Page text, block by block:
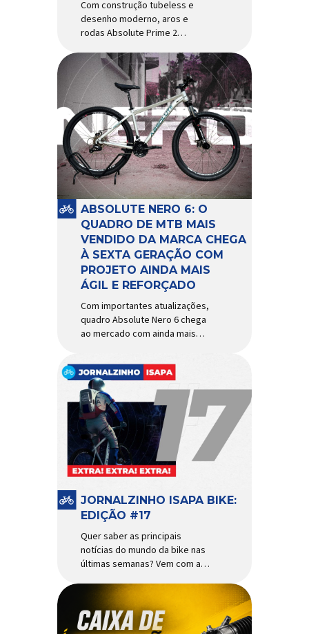
Com construção tubeless e
desenho moderno, aros e
rodas Absolute Prime 2
diversas melhorias No
mercado brasileiro há alguns
anos, os aros e as rodas
Absolute Prime chegaram
como uma opção para pilotos
de cross country e trail em
busca de alto desempenho e
preço realmente competitivo.
Para isso, a marca […]
ABSOLUTE NERO 6: O
QUADRO DE MTB MAIS
VENDIDO DA MARCA CHEGA
À SEXTA GERAÇÃO COM
PROJETO AINDA MAIS
ÁGIL E REFORÇADO
Com importantes atualizações,
quadro Absolute Nero 6 chega
ao mercado com ainda mais
uso urbano e MTB recreacional
Um dos quadros de maior
sucesso do mercado de
bicicletas brasileiro chega em
nova versão: o
Absolute Nero 6, sexta geração
do quadro mais vendido da
marca nacional. Extremamente
popular para quem busca uma
JORNALZINHO ISAPA BIKE:
EDIÇÃO #17
Quer saber as principais
notícias do mundo da bike nas
últimas semanas? Vem com a
chegou! Clique aqui e leia
agora mesmo!